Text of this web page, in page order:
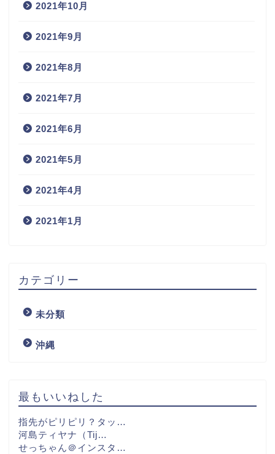
2021年10月
2021年9月
2021年8月
2021年7月
2021年6月
2021年5月
2021年4月
2021年1月
カテゴリー
未分類
沖縄
最もいいねした
指先がピリピリ？タッ…
河島ティヤナ（Tij…
せっちゃん＠インスタ…